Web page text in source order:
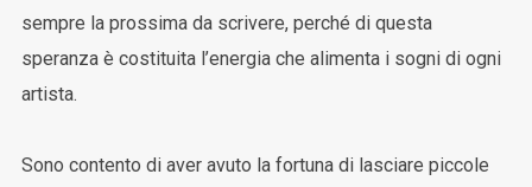
sempre la prossima da scrivere, perché di questa
speranza è costituita l’energia che alimenta i sogni di ogni
artista.
Sono contento di aver avuto la fortuna di lasciare piccole